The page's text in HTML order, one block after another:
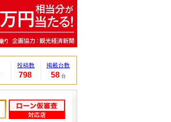
投稿数
798
掲載台数
58 台